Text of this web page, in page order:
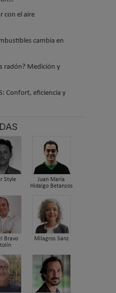
con el aire
cambia en
radón? Medición y
Confort, eficiencia y
Style
Juan María
Hidalgo Betanzos
Bravo
Milagros Sanz